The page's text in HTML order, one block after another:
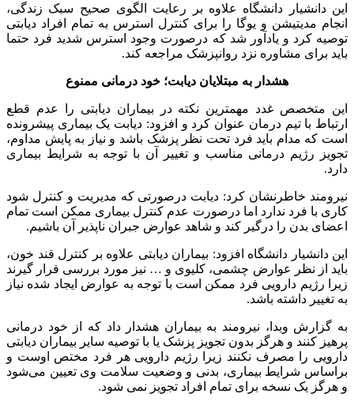
این دانشیار دانشگاه علاوه بر رعایت الگوی صحیح سبک زندگی،
انجام مدیتیشن و یوگا را برای کنترل استرس به تمام افراد دیابتی
توصیه کرد و یادآور شد که درصورت وجود استرس شدید فرد حتما
باید برای مشاوره نزد روانپزشک مراجعه کند.
هشدار به مبتلایان دیابت؛ خود درمانی ممنوع
این متخصص غدد مهمترین نکته در بیماران دیابتی را عدم قطع
ارتباط با تیم درمان عنوان کرد و افزود: دیابت یک بیماری پیشرونده
است که مدام باید فرد تحت نظر پزشک باشد و نیاز به پایش مداوم،
تجویز رژیم درمانی مناسب و تغییر آن با توجه به شرایط بیماری
دارد.
نیرومند خاطرنشان کرد: دیابت درصورتی که مدیریت و کنترل شود
کاری با فرد ندارد اما درصورت عدم کنترل بیماری ممکن است تمام
اعضای بدن را درگیر کند و شاهد عوارض جبران ناپذیر آن باشیم.
این دانشیار دانشگاه افزود: بیماران دیابتی علاوه بر کنترل قند خون،
باید از نظر عوارض چشمی، کلیوی و … نیز مورد بررسی قرار گیرند
زیرا رژیم دارویی فرد ممکن است با توجه به عوارض ایجاد شده نیاز
به تغییر داشته باشد.
به گزارش وبدا، نیرومند به بیماران هشدار داد که از خود درمانی
پرهیز کنند و هرگز بدون تجویز پزشک یا با توصیه سایر بیماران دیابتی
دارویی را مصرف نکنند زیرا رژیم دارویی هر فرد مختص اوست و
براساس شرایط بیماری، بدنی و وضعیت سلامت وی تعیین می‌شود
و هرگز یک نسخه برای تمام افراد تجویز نمی شود.